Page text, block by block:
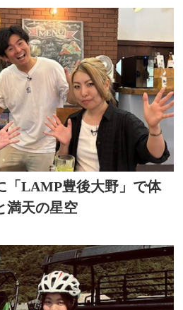
「LAMP豊後大野」で体
満天の星空